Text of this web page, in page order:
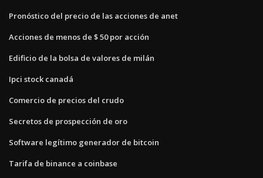
Pronóstico del precio de las acciones de anet
Acciones de menos de $ 50 por acción
Edificio de la bolsa de valores de milán
Ipci stock canadá
Comercio de precios del crudo
Secretos de prospección de oro
Software legítimo generador de bitcoin
Tarifa de binance a coinbase